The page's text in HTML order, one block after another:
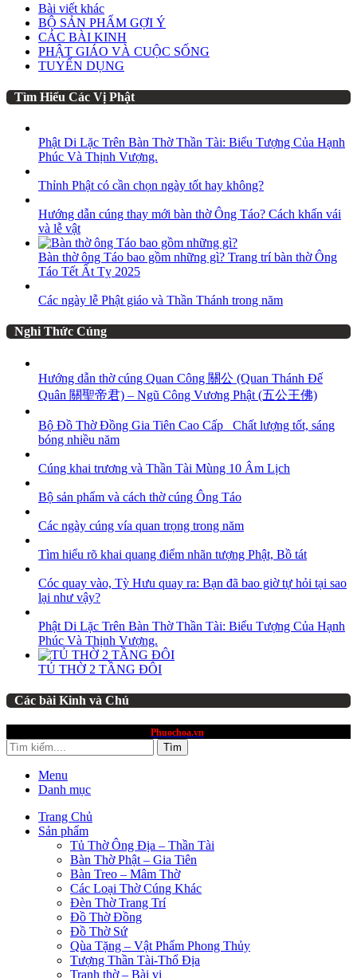
Bài viết khác
BỘ SẢN PHẨM GỢI Ý
CÁC BÀI KINH
PHẬT GIÁO VÀ CUỘC SỐNG
TUYỂN DỤNG
Tìm Hiểu Các Vị Phật
Phật Di Lặc Trên Bàn Thờ Thần Tài: Biểu Tượng Của Hạnh
Phúc Và Thịnh Vượng.
Thỉnh Phật có cần chọn ngày tốt hay không?
Hướng dẫn cúng thay mới bàn thờ Ông Táo? Cách khấn vái
và lễ vật
Bàn thờ ông Táo bao gồm những gì? Trang trí bàn thờ Ông
Táo Tết Ất Tỵ 2025
Các ngày lễ Phật giáo và Thần Thánh trong năm
Nghi Thức Cúng
Hướng dẫn thờ cúng Quan Công 關公 (Quan Thánh Đế
Quân 關聖帝君) – Ngũ Công Vương Phật (五公王佛)
Bộ Đồ Thờ Đồng Gia Tiên Cao Cấp_ Chất lượng tốt, sáng
bóng nhiều năm
Cúng khai trương và Thần Tài Mùng 10 Âm Lịch
Bộ sản phẩm và cách thờ cúng Ông Táo
Các ngày cúng vía quan trọng trong năm
Tìm hiểu rõ khai quang điểm nhãn tượng Phật, Bồ tát
Cóc quay vào, Tỳ Hưu quay ra: Bạn đã bao giờ tự hỏi tại sao
lại như vậy?
Phật Di Lặc Trên Bàn Thờ Thần Tài: Biểu Tượng Của Hạnh
Phúc Và Thịnh Vượng.
TỦ THỜ 2 TẦNG ĐÔI
Các bài Kinh và Chú
Phuochoa.vn
Tìm
Menu
Danh mục
Trang Chủ
Sản phẩm
Tủ Thờ Ông Địa – Thần Tài
Bàn Thờ Phật – Gia Tiên
Bàn Treo – Mâm Thờ
Các Loại Thờ Cúng Khác
Đèn Thờ Trang Trí
Đồ Thờ Đồng
Đồ Thờ Sứ
Qùa Tặng – Vật Phẩm Phong Thủy
Tượng Thần Tài-Thổ Địa
Tranh thờ – Bài vị